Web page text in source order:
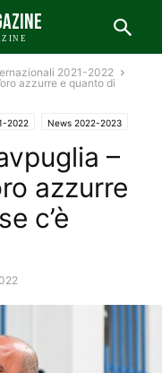
2021-2022
azzurre e quanto di
2022 News 2022-2023
Puglia 2021-2022
–
azzurre
c’è